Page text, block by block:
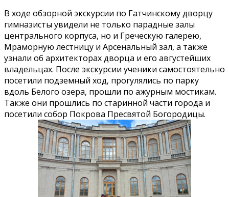
В ходе обзорной экскурсии по Гатчинскому дворцу
гимназисты увидели не только парадные залы
центрального корпуса, но и Греческую галерею,
Мраморную лестницу и Арсенальный зал, а также
узнали об архитекторах дворца и его августейших
владельцах. После экскурсии ученики самостоятельно
посетили подземный ход, прогулялись по парку
вдоль Белого озера, прошли по ажурным мостикам.
Также они прошлись по старинной части города и
посетили собор Покрова Пресвятой Богородицы.